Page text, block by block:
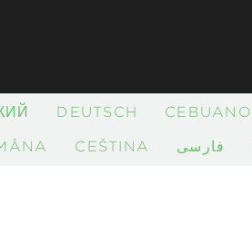
DEUTSCH CEBUANO
ČEŠTINA فارسی